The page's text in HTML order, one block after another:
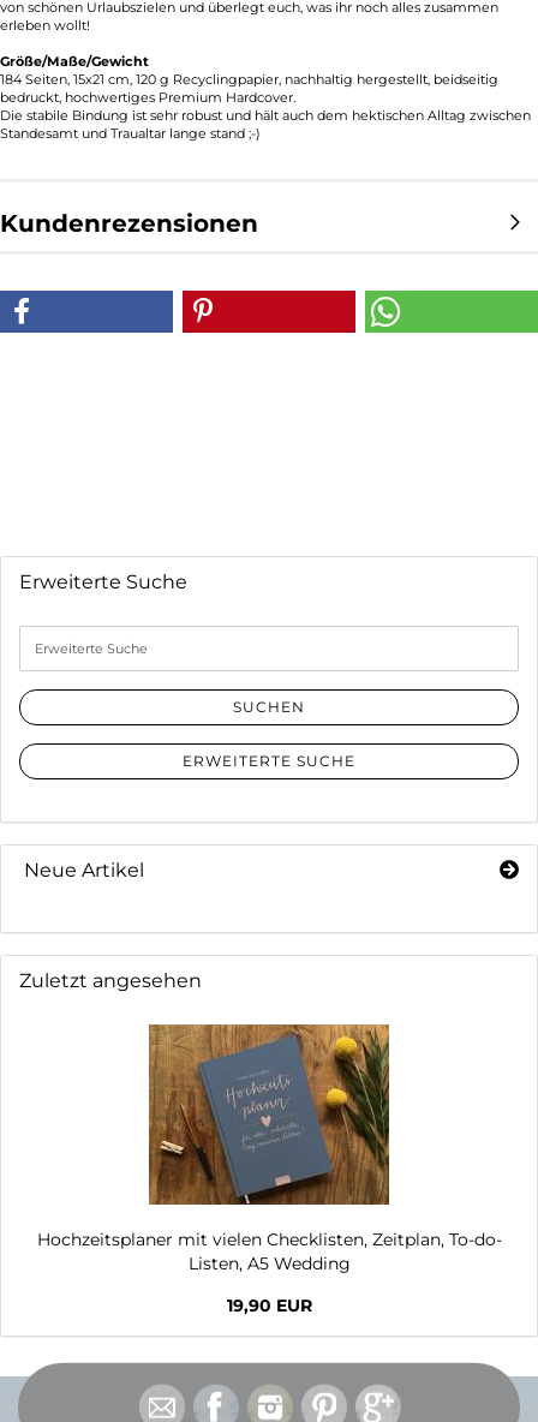
von schönen Urlaubszielen und überlegt euch, was ihr noch alles zusammen
erleben wollt!
Größe/Maße/Gewicht
184 Seiten, 15x21 cm, 120 g Recyclingpapier, nachhaltig hergestellt, beidseitig
bedruckt, hochwertiges Premium Hardcover.
Die stabile Bindung ist sehr robust und hält auch dem hektischen Alltag zwischen
Standesamt und Traualtar lange stand ;-)
Kundenrezensionen
Erweiterte Suche
Suche
SUCHEN
ERWEITERTE SUCHE
Neue Artikel
Zuletzt angesehen
Hochzeitsplaner mit vielen Checklisten, Zeitplan, To-do-
Listen, A5 Wedding
19,90 EUR